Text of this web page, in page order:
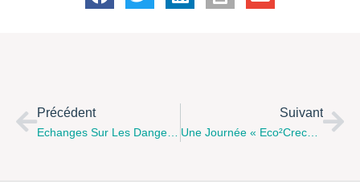
Précédent Suivant
Une Journée « Eco²creche » Proposée Par Colline-Acepp Et Ses Partenaires Le 2 Mai 2017 À Lille